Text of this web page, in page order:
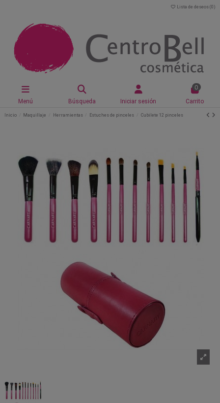
Lista de deseos (0 )
Menú Búsqueda Iniciar sesión
0
Carrito
Inicio Maquillaje Herramientas Estuches de pinceles Cubilete 12 pinceles